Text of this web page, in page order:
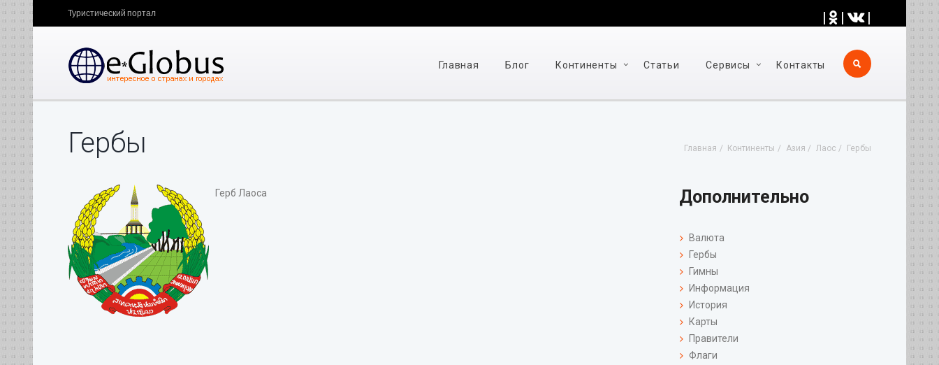
| | |
Туристический портал
Главная Блог Континенты Статьи Cервисы Контакты
Главная Континенты Азия Лаос Гербы
Гербы
Герб Лаоса Дополнительно
Валюта
Гербы
Гимны
Информация
История
Карты
Правители
Флаги